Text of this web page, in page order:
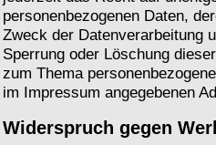
personenbezogenen Daten,
Zweck der Datenverarbeitung
Sperrung oder Löschung
zum Thema
im Impressum angegebenen
Widerspruch gegen